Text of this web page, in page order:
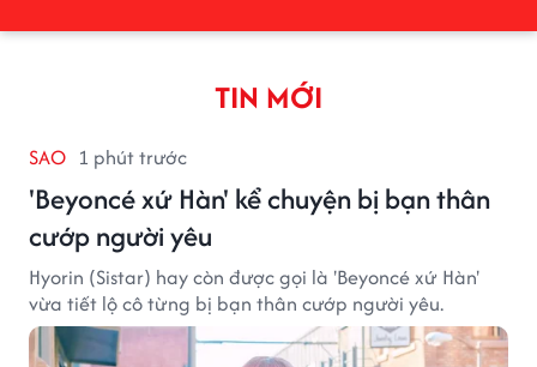
TIN MỚI
SAO 1 phút trước
'Beyoncé xứ Hàn' kể chuyện bị bạn thân
cướp người yêu
Hyorin (Sistar) hay còn được gọi là 'Beyoncé xứ Hàn'
vừa tiết lộ cô từng bị bạn thân cướp người yêu.